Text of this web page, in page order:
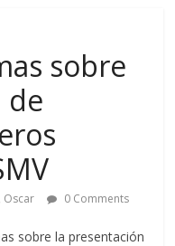
sobre
de
Oscar 0 Comments
sobre la presentación